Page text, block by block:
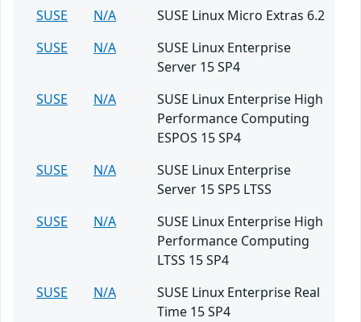
SUSE
N/A
SUSE Linux Micro Extras 6.2
SUSE
N/A
SUSE Linux Enterprise
Server 15 SP4
SUSE
N/A
SUSE Linux Enterprise High
Performance Computing
ESPOS 15 SP4
SUSE
N/A
SUSE Linux Enterprise
Server 15 SP5 LTSS
SUSE
N/A
SUSE Linux Enterprise High
Performance Computing
LTSS 15 SP4
SUSE
N/A
SUSE Linux Enterprise Real
Time 15 SP4